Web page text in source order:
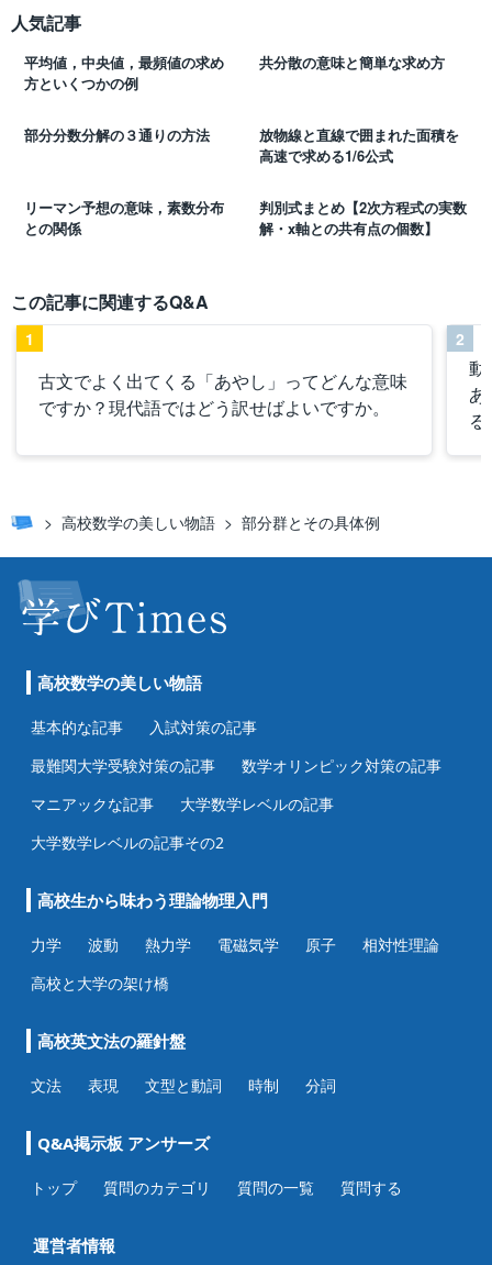
人気記事
平均値，中央値，最頻値の求め
方といくつかの例
共分散の意味と簡単な求め方
部分分数分解の３通りの方法
放物線と直線で囲まれた面積を
高速で求める1/6公式
リーマン予想の意味，素数分布
との関係
判別式まとめ【2次方程式の実数
解・x軸との共有点の個数】
この記事に関連するQ&A
古文でよく出てくる「あやし」ってどんな意味
ですか？現代語ではどう訳せばよいですか。
1
動
あ
2
高校数学の美しい物語 部分群とその具体例
高校数学の美しい物語
基本的な記事
入試対策の記事
最難関大学受験対策の記事
数学オリンピック対策の記事
マニアックな記事
大学数学レベルの記事
大学数学レベルの記事その2
高校生から味わう理論物理入門
力学 波動 熱力学 電磁気学 原子
相対性理論
高校と大学の架け橋
高校英文法の羅針盤
文法 表現 文型と動詞 時制 分詞
Q&A掲示板 アンサーズ
トップ 質問のカテゴリ 質問の一覧 質問する
運営者情報